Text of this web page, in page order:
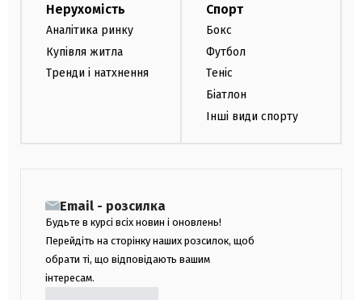
Нерухомість
Аналітика ринку
Купівля житла
Тренди і натхнення
Спорт
Бокс
Футбол
Теніс
Біатлон
Інші види спорту
Email - розсилка
Будьте в курсі всіх новин і оновлень!
Перейдіть на сторінку наших розсилок, щоб
обрати ті, що відповідають вашим
інтересам.